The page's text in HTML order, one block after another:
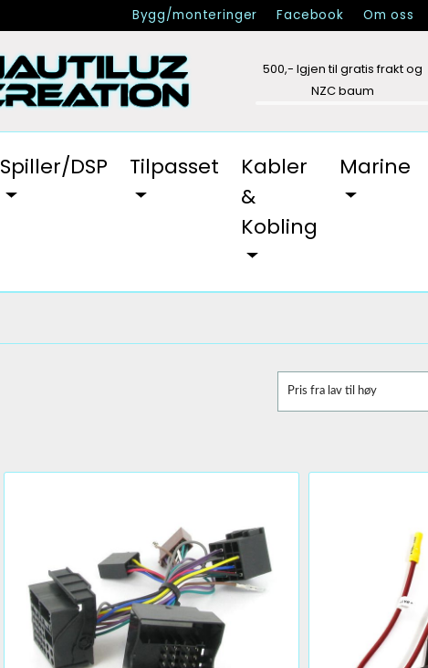
Bygg/monteringer Facebook Om oss
500,- Igjen til gratis frakt og
NZC baum
Spiller/DSP Tilpasset
Kabler
&
Kobling
Marine
Pris fra lav til høy